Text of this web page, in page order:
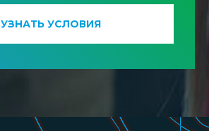
УЗНАТЬ УСЛОВИЯ